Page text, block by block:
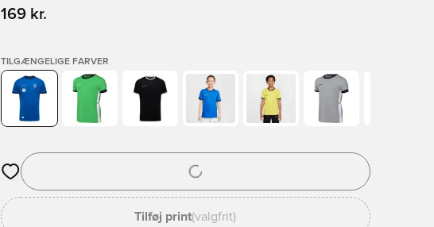
169 kr.
TILGÆNGELIGE FARVER
Åbner en Modal til at logge ind eller tilmelde dig som medlem
Tilføj print(valgfrit)